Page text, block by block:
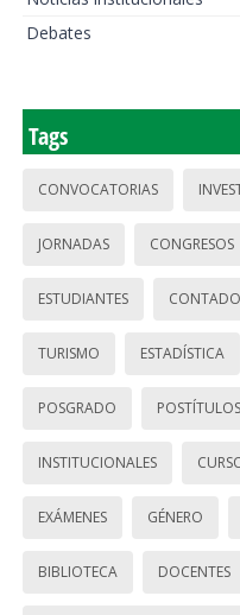
Debates
Tags
CONVOCATORIAS
JORNADAS CONGRESOS
ESTUDIANTES
TURISMO ESTADÍSTICA
POSGRADO POSTÍTULOS
INSTITUCIONALES
EXÁMENES GÉNERO
BIBLIOTECA DOCENTES